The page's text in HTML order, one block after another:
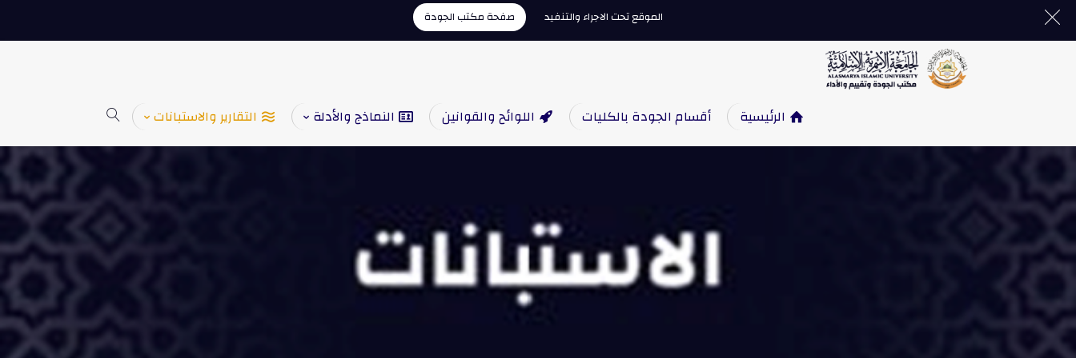
الموقع تحت الاجراء والتنفيد صفحة مكتب الجودة
الرئيسية أقسام الجودة بالكليات اللوائح والقوانين النماذج والأدلة التقارير والاستبانات